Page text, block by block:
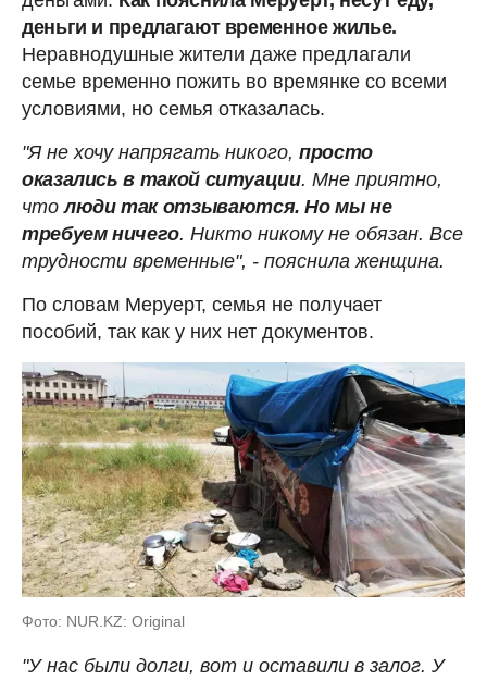
деньги и предлагают временное жилье.
Неравнодушные жители даже предлагали
семье временно пожить во времянке со всеми
условиями, но семья отказалась.
"Я не хочу напрягать никого, просто
оказались в такой ситуации. Мне приятно,
чтолюди так отзываются. Но мы не
требуем ничего. Никто никому не обязан. Все
трудности временные", - пояснила женщина.
По словам Меруерт, семья не получает
пособий, так как у них нет документов.
Фото: NUR.KZ: Original
"У нас были долги, вот и оставили в залог. У